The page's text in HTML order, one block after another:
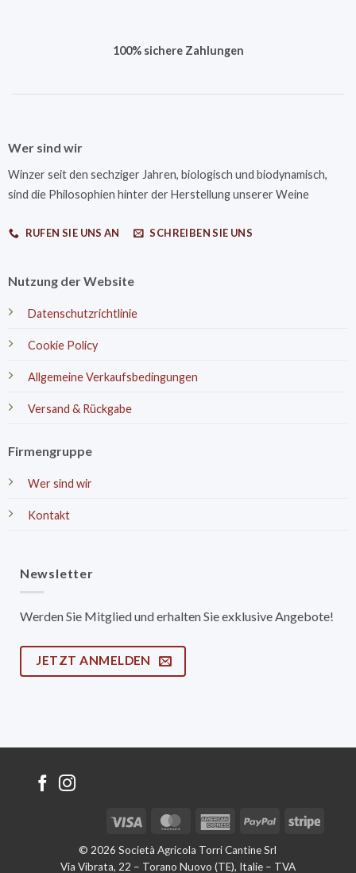
100% sichere Zahlungen
Wer sind wir
Winzer seit den sechziger Jahren, biologisch und biodynamisch,
sind die Philosophien hinter der Herstellung unserer Weine
RUFEN SIE UNS AN SCHREIBEN SIE UNS
Nutzung der Website
Datenschutzrichtlinie
Cookie Policy
Allgemeine Verkaufsbedingungen
Versand & Rückgabe
Firmengruppe
Wer sind wir
Kontakt
Newsletter
Werden Sie Mitglied und erhalten Sie exklusive Angebote!
JETZT ANMELDEN
© 2026 Società Agricola Torri Cantine Srl
Via Vibrata, 22 – Torano Nuovo (TE), Italie – TVA
Visa MasterCardAmericanPayPal Stripe